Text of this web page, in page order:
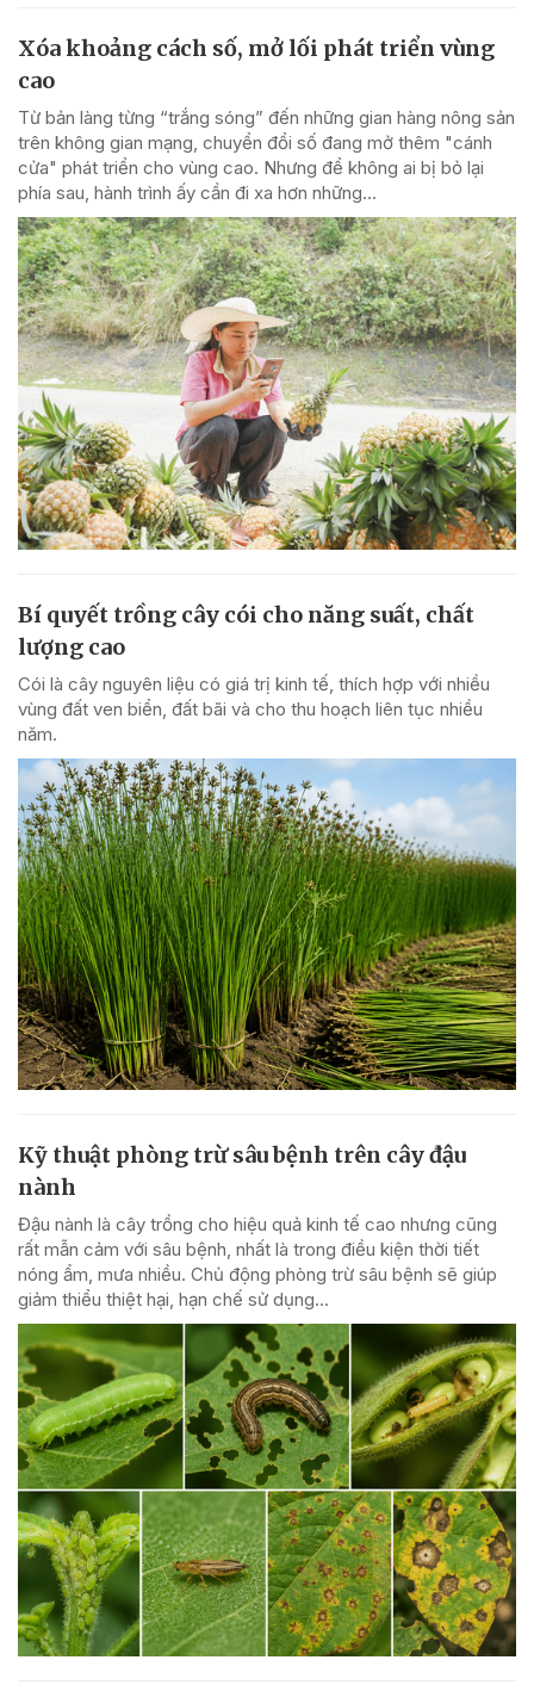
Xóa khoảng cách số, mở lối phát triển vùng
cao
Từ bản làng từng “trắng sóng” đến những gian hàng nông sản
trên không gian mạng, chuyển đổi số đang mở thêm "cánh
cửa" phát triển cho vùng cao. Nhưng để không ai bị bỏ lại
phía sau, hành trình ấy cần đi xa hơn những...
Bí quyết trồng cây cói cho năng suất, chất
lượng cao
Cói là cây nguyên liệu có giá trị kinh tế, thích hợp với nhiều
vùng đất ven biển, đất bãi và cho thu hoạch liên tục nhiều
năm.
Kỹ thuật phòng trừ sâu bệnh trên cây đậu
nành
Đậu nành là cây trồng cho hiệu quả kinh tế cao nhưng cũng
rất mẫn cảm với sâu bệnh, nhất là trong điều kiện thời tiết
nóng ẩm, mưa nhiều. Chủ động phòng trừ sâu bệnh sẽ giúp
giảm thiểu thiệt hại, hạn chế sử dụng...